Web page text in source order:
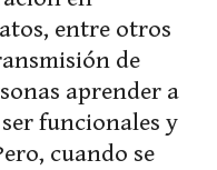
entre otros
de
aprender a
funcionales y
cuando se